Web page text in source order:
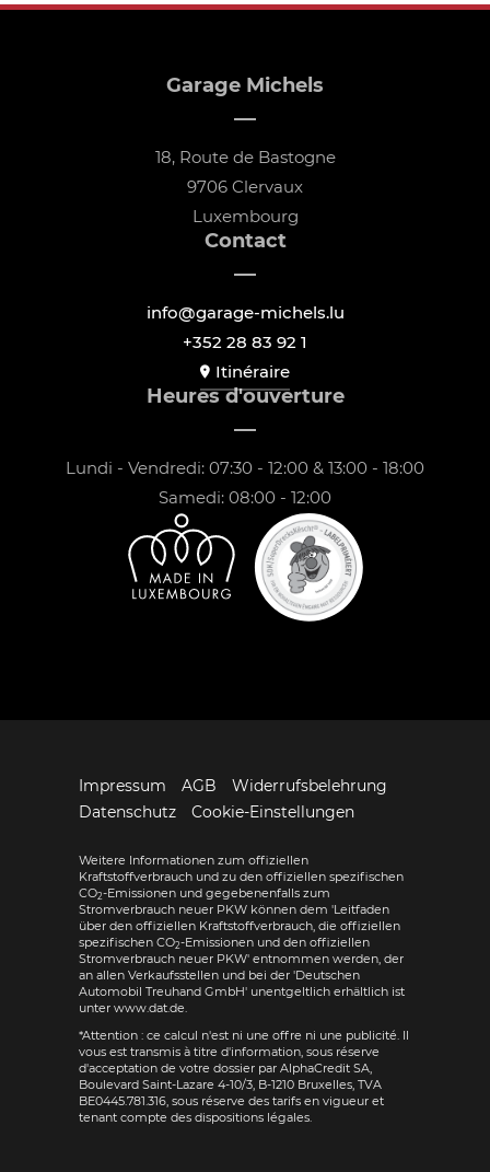
Garage Michels
18, Route de Bastogne
9706 Clervaux
Luxembourg
Contact
info@garage-michels.lu
+352 28 83 92 1
Itinéraire
Heures d'ouverture
Lundi - Vendredi: 07:30 - 12:00 & 13:00 - 18:00
Samedi: 08:00 - 12:00
Impressum AGB
Widerrufsbelehrung
Datenschutz
Cookie-Einstellungen
Weitere Informationen zum offiziellen
Kraftstoffverbrauch und zu den offiziellen spezifischen
CO2-Emissionen und gegebenenfalls zum
Stromverbrauch neuer PKW können dem 'Leitfaden
über den offiziellen Kraftstoffverbrauch, die offiziellen
spezifischen CO2-Emissionen und den offiziellen
Stromverbrauch neuer PKW' entnommen werden, der
an allen Verkaufsstellen und bei der 'Deutschen
Automobil Treuhand GmbH' unentgeltlich erhältlich ist
unter www.dat.de.
*Attention : ce calcul n'est ni une offre ni une publicité. Il
vous est transmis à titre d'information, sous réserve
d'acceptation de votre dossier par AlphaCredit SA,
Boulevard Saint-Lazare 4-10/3, B-1210 Bruxelles, TVA
BE0445.781.316, sous réserve des tarifs en vigueur et
tenant compte des dispositions légales.